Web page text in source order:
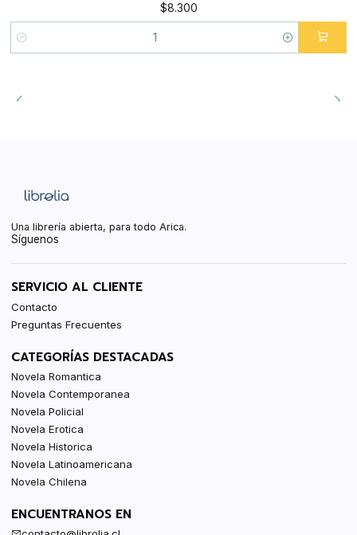
$8.300
Cantidad
Una librería abierta, para todo Arica.
Síguenos
SERVICIO AL CLIENTE
Contacto
Preguntas Frecuentes
CATEGORÍAS DESTACADAS
Novela Romantica
Novela Contemporanea
Novela Policial
Novela Erotica
Novela Historica
Novela Latinoamericana
Novela Chilena
ENCUENTRANOS EN